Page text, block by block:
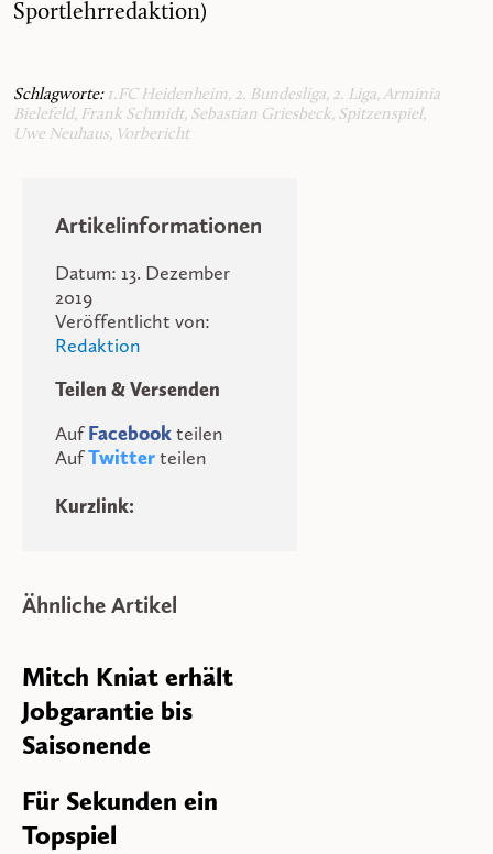
Sportlehrredaktion)
Schlagworte: 1.FC Heidenheim, 2. Bundesliga, 2. Liga, Arminia
Bielefeld, Frank Schmidt, Sebastian Griesbeck, Spitzenspiel,
Uwe Neuhaus, Vorbericht
Artikelinformationen
Datum: 13. Dezember
2019
Veröffentlicht von:
Redaktion
Teilen & Versenden
AufFacebookteilen
AufTwitterteilen
Kurzlink:
Ähnliche Artikel
Mitch Kniat erhält
Jobgarantie bis
Saisonende
Für Sekunden ein
Topspiel